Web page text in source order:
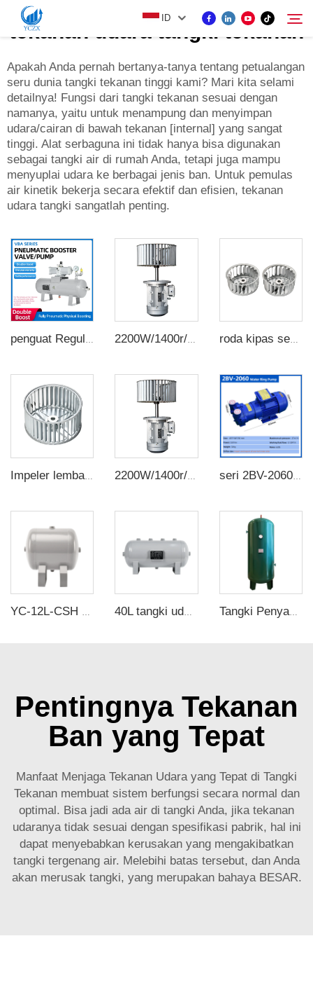
ID
PRODUK
TENTANG KAMI
BERITA
HUBUNGI KAMI
Cari
tekanan udara tangki tekanan
Apakah Anda pernah bertanya-tanya tentang petualangan
seru dunia tangki tekanan tinggi kami? Mari kita selami
detailnya! Fungsi dari tangki tekanan sesuai dengan
namanya, yaitu untuk menampung dan menyimpan
udara/cairan di bawah tekanan [internal] yang sangat
tinggi. Alat serbaguna ini tidak hanya bisa digunakan
sebagai tangki air di rumah Anda, tetapi juga mampu
menyuplai udara ke berbagai jenis ban. Untuk pemulas
air kinetik bekerja secara efektif dan efisien, tekanan
udara tangki sangatlah penting.
penguat Regulator Tekanan 20L Pengompresi Udara Pompa Pneumatik 2200W/1400r/menit Oven Alumunium Mesin Reflow Motor Eksperimental Suhu Tinggi Motor Poros Panjang roda kipas sentrifugal dengan bilah lurus 4 inci, roda kipas sentrifugal, pelimpah impeller multi-wing untuk ventilasi pendinginan
seri 2BV-2060 pompa vakum industri dengan vakum tinggi pompa air cincin kompresor
YC-12L-CSH 12bar Tangki penyimpanan udara horisontal baja karbon tanpa sambungan tangki udara 40L tangki udara horizontal CE baja karbon CE A2 tangki penerima udara dari pabrik tangki udara Tiongkok Tangki Penyangga ASME, Bejana Tekanan 300 L, 600 L, 1000 L, 2000 L, Tangki Udara Baja Karbon untuk Kompresor Udara
Pentingnya Tekanan
Ban yang Tepat
Manfaat Menjaga Tekanan Udara yang Tepat di Tangki
Tekanan membuat sistem berfungsi secara normal dan
optimal. Bisa jadi ada air di tangki Anda, jika tekanan
udaranya tidak sesuai dengan spesifikasi pabrik, hal ini
dapat menyebabkan kerusakan yang mengakibatkan
tangki tergenang air. Melebihi batas tersebut, dan Anda
akan merusak tangki, yang merupakan bahaya BESAR.